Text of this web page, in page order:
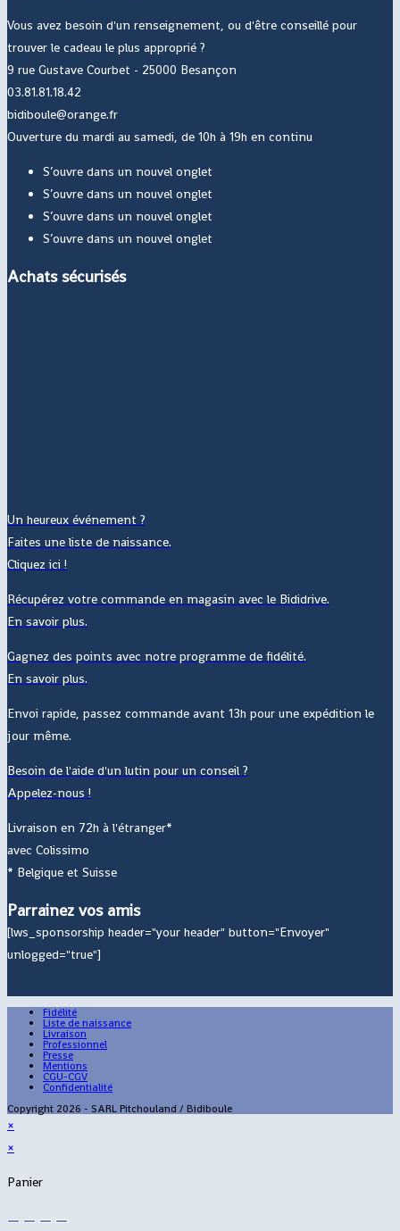
Vous avez besoin d'un renseignement, ou d'être conseillé pour
trouver le cadeau le plus approprié ?
9 rue Gustave Courbet - 25000 Besançon
03.81.81.18.42
bidiboule@orange.fr
Ouverture du mardi au samedi, de 10h à 19h en continu
S’ouvre dans un nouvel onglet
S’ouvre dans un nouvel onglet
S’ouvre dans un nouvel onglet
S’ouvre dans un nouvel onglet
Achats sécurisés
Un heureux événement ?
Faites une liste de naissance.
Cliquez ici !
Récupérez votre commande en magasin avec le Bididrive.
En savoir plus.
Gagnez des points avec notre programme de fidélité.
En savoir plus.
Envoi rapide, passez commande avant 13h pour une expédition le
jour même.
Besoin de l'aide d'un lutin pour un conseil ?
Appelez-nous !
Livraison en 72h à l'étranger*
avec Colissimo
* Belgique et Suisse
Parrainez vos amis
[lws_sponsorship header="your header" button="Envoyer"
unlogged="true"]
Fidélité
Liste de naissance
Livraison
Professionnel
Presse
Mentions
CGU-CGV
Confidentialité
Copyright 2026 - SARL Pitchouland / Bidiboule
×
×
Panier